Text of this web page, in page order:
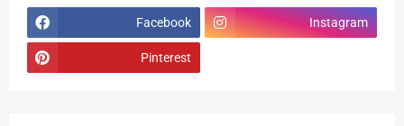
Facebook Instagram
Pinterest